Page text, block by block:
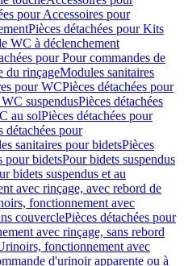
pour Accessoires pour
Pièces détachées pour Kits
WC à déclenchement
pour Pour commandes de
du rinçageModules sanitaires
pour WCPièces détachées pour
suspendusPièces détachées
au solPièces détachées pour
détachées pour
sanitaires pour bidetsPièces
pour bidetsPour bidets suspendus
bidets suspendus et au
avec rinçage, avec rebord de
fonctionnement avec
couverclePièces détachées pour
avec rinçage, sans rebord
fonctionnement avec
d'urinoir apparente ou à